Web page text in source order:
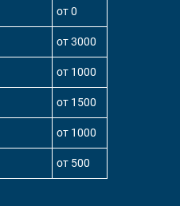
от 0
от 3000
от 1000
от 1500
от 1000
от 500